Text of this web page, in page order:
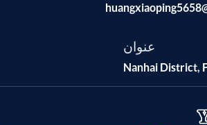
عنوان
Nanhai District,